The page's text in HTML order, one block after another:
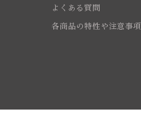
よくある質問
各商品の特性や注意事項